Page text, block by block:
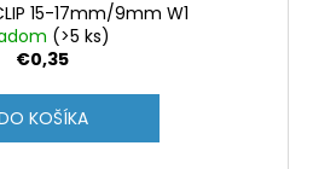
15-17mm/9mm W1
(>5 ks)
€0,35
KOŠÍKA